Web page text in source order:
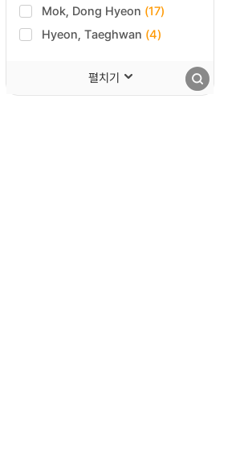
Mok, Dong Hyeon (17)
Hyeon, Taeghwan (4)
펼치기